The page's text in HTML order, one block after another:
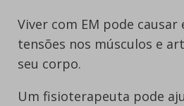
Viver com EM pode causar
tensões nos músculos e
seu corpo.
Um fisioterapeuta pode